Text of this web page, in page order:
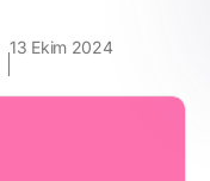
13 Ekim 2024